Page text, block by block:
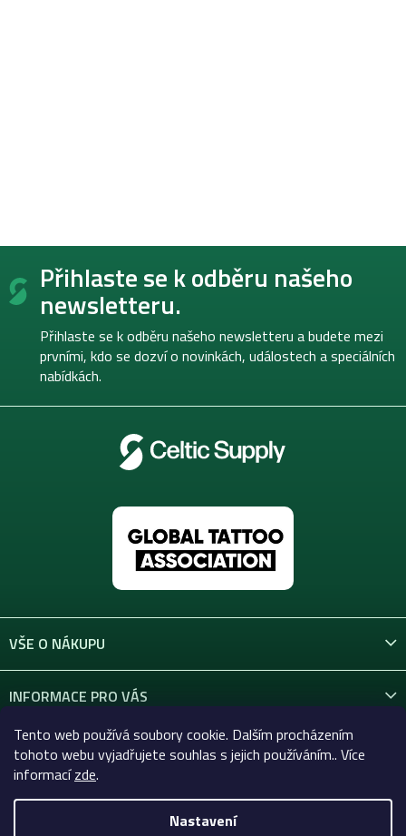
Tento web používá soubory cookie. Dalším procházením
tohoto webu vyjadřujete souhlas s jejich používáním.. Více
informacízde.
Nastavení
Z
Přihlaste se k odběru našeho
newsletteru.
Přihlaste se k odběru našeho newsletteru a budete mezi
prvními, kdo se dozví o novinkách, událostech a speciálních
nabídkách.
VŠE O NÁKUPU
INFORMACE PRO VÁS
KONTAKT